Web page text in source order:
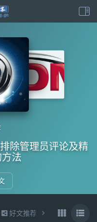
理员评论及精
好文推荐 东拉西扯